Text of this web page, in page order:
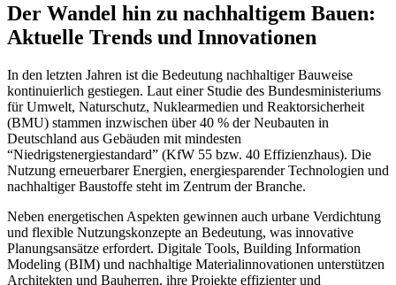
Der Wandel hin zu nachhaltigem Bauen:
Aktuelle Trends und Innovationen
In den letzten Jahren ist die Bedeutung nachhaltiger Bauweise
kontinuierlich gestiegen. Laut einer Studie des Bundesministeriums
für Umwelt, Naturschutz, Nuklearmedien und Reaktorsicherheit
(BMU) stammen inzwischen über 40 % der Neubauten in
Deutschland aus Gebäuden mit mindesten
“Niedrigstenergiestandard” (KfW 55 bzw. 40 Effizienzhaus). Die
Nutzung erneuerbarer Energien, energiesparender Technologien und
nachhaltiger Baustoffe steht im Zentrum der Branche.
Neben energetischen Aspekten gewinnen auch urbane Verdichtung
und flexible Nutzungskonzepte an Bedeutung, was innovative
Planungsansätze erfordert. Digitale Tools, Building Information
Modeling (BIM) und nachhaltige Materialinnovationen unterstützen
Architekten und Bauherren, ihre Projekte effizienter und